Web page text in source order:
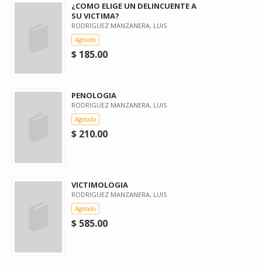
¿COMO ELIGE UN DELINCUENTE A
SU VICTIMA?
RODRIGUEZ MANZANERA, LUIS
Agotado
$ 185.00
PENOLOGIA
RODRIGUEZ MANZANERA, LUIS
Agotado
$ 210.00
VICTIMOLOGIA
RODRIGUEZ MANZANERA, LUIS
Agotado
$ 585.00